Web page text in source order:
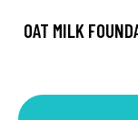
OAT MILK